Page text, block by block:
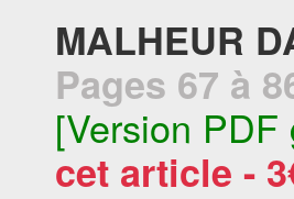
MALHEUR
Pages 67 à
[Version
cet article -